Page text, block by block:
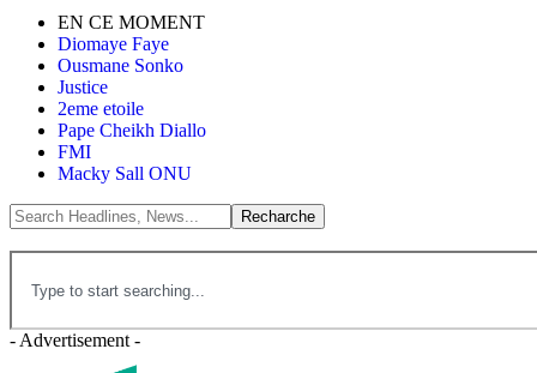
EN CE MOMENT
Diomaye Faye
Ousmane Sonko
Justice
2eme etoile
Pape Cheikh Diallo
FMI
Macky Sall ONU
- Advertisement -